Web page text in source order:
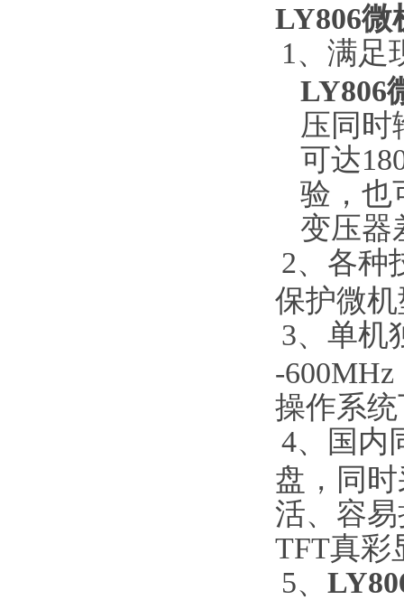
LY806微
1、满足
LY806
压同时
可达
验，也
变压器
2、各种
保护微
3、单机
-
操作系
4、国内
盘，同
活、容
TFT真彩
5、